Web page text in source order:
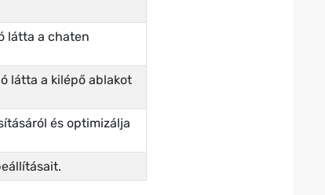
látta a chaten
látta a kilépő ablakot
és optimizálja